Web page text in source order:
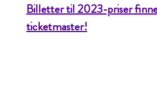
Billetter til 2023-priser
ticketmaster!